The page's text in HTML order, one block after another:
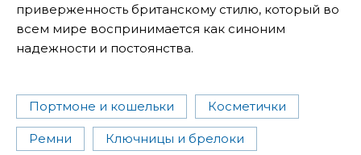
приверженность британскому стилю, который во
всем мире воспринимается как синоним
надежности и постоянства.
Портмоне и кошельки Косметички
Ремни Ключницы и брелоки